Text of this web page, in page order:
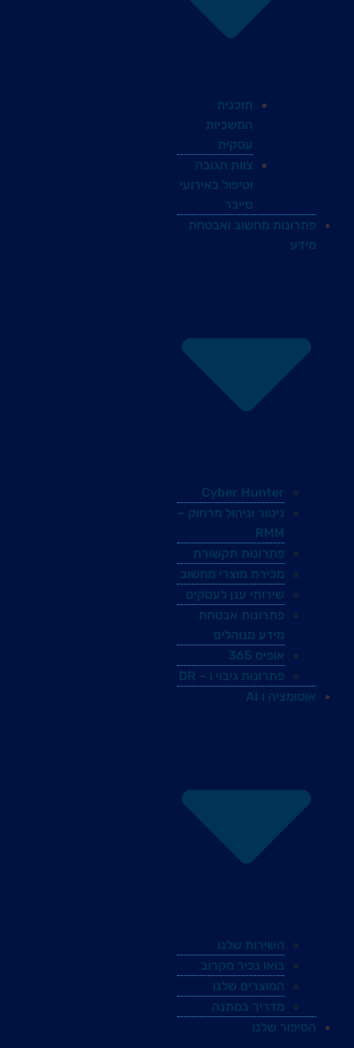
תוכנית
המשכיות
עסקית
צוות תגובה
וטיפול באירועי
סייבר
פתרונות מחשוב ואבטחת
מידע
Cyber Hunter
ניטור וניהול מרחוק –
RMM
פתרונות תקשורת
מכירת מוצרי מחשוב
שירותי ענן לעסקים
פתרונות אבטחת
מידע מנוהלים
אופיס 365
פתרונות גיבוי ו – DR
אוטומציה ו AI
השירות שלנו
בואו נכיר מקרוב
המוצרים שלנו
מדריך במתנה
הסיפור שלנו